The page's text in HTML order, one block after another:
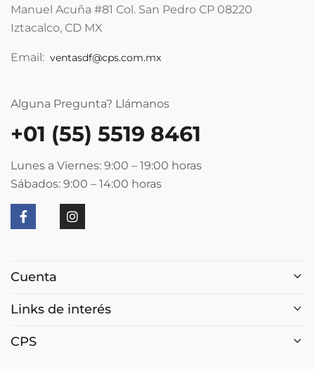
Manuel Acuña #81 Col. San Pedro CP 08220
Iztacalco, CD MX
Email: ventasdf@cps.com.mx
Alguna Pregunta? Llámanos
+01 (55) 5519 8461
Lunes a Viernes: 9:00 – 19:00 horas
Sábados: 9:00 – 14:00 horas
Cuenta
Links de interés
CPS